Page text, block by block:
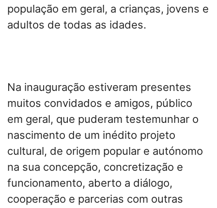
população em geral, a crianças, jovens e
adultos de todas as idades.
Na inauguração estiveram presentes
muitos convidados e amigos, público
em geral, que puderam testemunhar o
nascimento de um inédito projeto
cultural, de origem popular e autónomo
na sua concepção, concretização e
funcionamento, aberto a diálogo,
cooperação e parcerias com outras